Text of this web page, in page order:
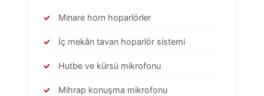
Minare horn hoparlörler
İç mekân tavan hoparlör sistemi
Hutbe ve kürsü mikrofonu
Mihrap konuşma mikrofonu